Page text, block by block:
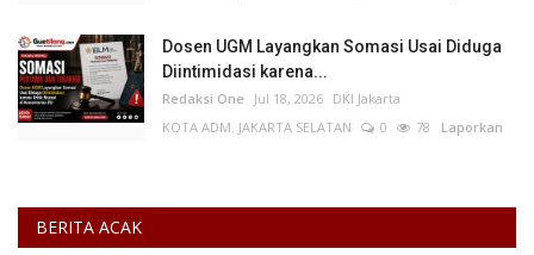
Dosen UGM Layangkan Somasi Usai Diduga
Diintimidasi karena...
Redaksi One Jul 18, 2026 DKI Jakarta
KOTA ADM. JAKARTA SELATAN
0 78 Laporkan
BERITA ACAK